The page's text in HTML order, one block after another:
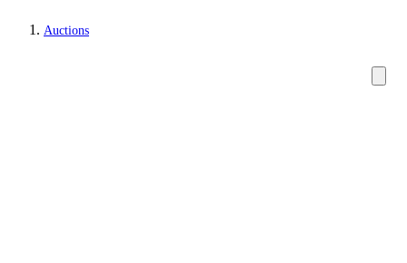
Auctions